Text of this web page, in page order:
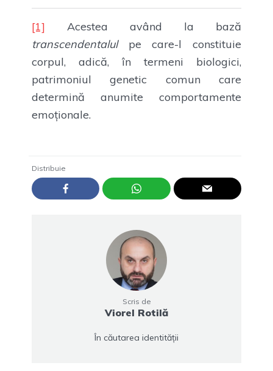
[1] Acestea având la bază
transcendentalul pe care-l constituie
corpul, adică, în termeni biologici,
patrimoniul genetic comun care
determină anumite comportamente
emoționale.
Distribuie
Scris de
Viorel Rotilă
În căutarea identității